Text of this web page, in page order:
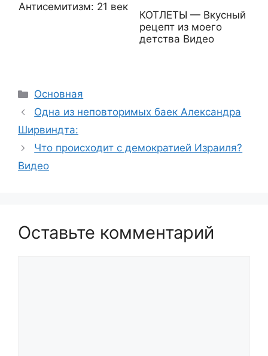
Антисемитизм: 21 век
КОТЛЕТЫ — Вкусный
рецепт из моего
детства Видео
Рубрики
Основная
Одна из неповторимых баек Александра
Ширвиндта:
Что происходит с демократией Израиля?
Видео
Оставьте комментарий